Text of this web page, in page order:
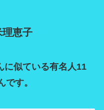
恵子
に似ている有名人11
です。